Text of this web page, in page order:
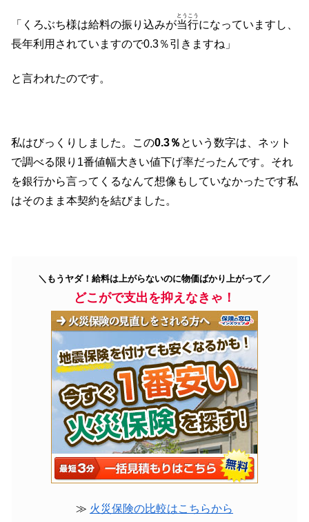
「くろぶち様は給料の振り込みが当行
とうこう
になっていますし、
長年利用されていますので0.3％引きますね」
と言われたのです。
私はびっくりしました。この0.3％ という数字は、ネット
で調べる限り1番値幅大きい値下げ率だったんです。それ
を銀行から言ってくるなんて想像もしていなかったです私
はそのまま本契約を結びました。
＼もうヤダ！給料は上がらないのに物価ばかり上がって／
どこがで支出を抑えなきゃ！
≫ 火災保険の比較はこちらから